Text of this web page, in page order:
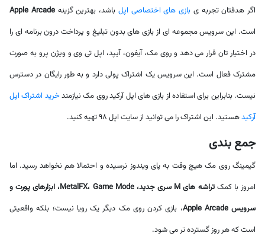
اگر هدفتان تجربه ی بازی های اختصاصی اپل باشد، بهترین گزینهApple Arcade
است. این سرویس مجموعه ای از بازی های بدون تبلیغ و پرداخت درون برنامه ای را
در اختیار تان قرار می دهد و روی مک، آیفون، آیپد، اپل تی وی و ویژن پرو به صورت
مشترک فعال است. این سرویس یک اشتراک پولی دارد و به طور رایگان در دسترس
نیست. بنابراین برای استفاده از بازی های اپل آرکید روی مک نیازمندخرید اشتراک اپل
آرکیدهستید. این اشتراک را می توانید از سایت اپل 98 تهیه کنید.
جمع بندی
گیمینگ روی مک هیچ وقت به پای ویندوز نرسیده و احتمالا هم نخواهد رسید. اما
امروز با کمک
تراشه های M سری جدید، MetalFX، Game Mode، ابزارهای پورت و
سرویس Apple Arcade
، بازی کردن روی مک دیگر یک رویا نیست؛ بلکه واقعیتی
است که هر روز گسترده تر می شود.